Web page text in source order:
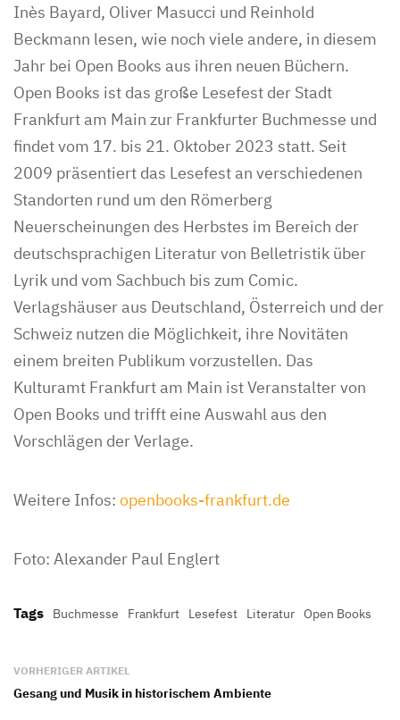
Inès Bayard, Oliver Masucci und Reinhold
Beckmann lesen, wie noch viele andere, in diesem
Jahr bei Open Books aus ihren neuen Büchern.
Open Books ist das große Lesefest der Stadt
Frankfurt am Main zur Frankfurter Buchmesse und
findet vom 17. bis 21. Oktober 2023 statt. Seit
2009 präsentiert das Lesefest an verschiedenen
Standorten rund um den Römerberg
Neuerscheinungen des Herbstes im Bereich der
deutschsprachigen Literatur von Belletristik über
Lyrik und vom Sachbuch bis zum Comic.
Verlagshäuser aus Deutschland, Österreich und der
Schweiz nutzen die Möglichkeit, ihre Novitäten
einem breiten Publikum vorzustellen. Das
Kulturamt Frankfurt am Main ist Veranstalter von
Open Books und trifft eine Auswahl aus den
Vorschlägen der Verlage.
Weitere Infos: openbooks-frankfurt.de
Foto: Alexander Paul Englert
Tags Buchmesse Frankfurt Lesefest Literatur Open Books
VORHERIGER ARTIKEL
Gesang und Musik in historischem Ambiente